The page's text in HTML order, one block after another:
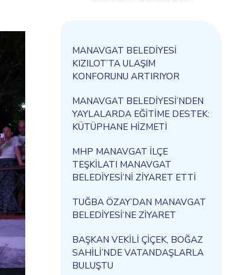
MANAVGAT BELEDİYESİ
KIZILOT’TA ULAŞIM
KONFORUNU ARTIRIYOR
MANAVGAT BELEDİYESİ’NDEN
YAYLALARDA EĞİTİME DESTEK:
KÜTÜPHANE HİZMETİ
MHP MANAVGAT İLÇE
TEŞKİLATI MANAVGAT
BELEDİYESİ’Nİ ZİYARET ETTİ
TUĞBA ÖZAY’DAN MANAVGAT
BELEDİYESİ’NE ZİYARET
BAŞKAN VEKİLİ ÇİÇEK, BOĞAZ
SAHİLİ’NDE VATANDAŞLARLA
BULUŞTU